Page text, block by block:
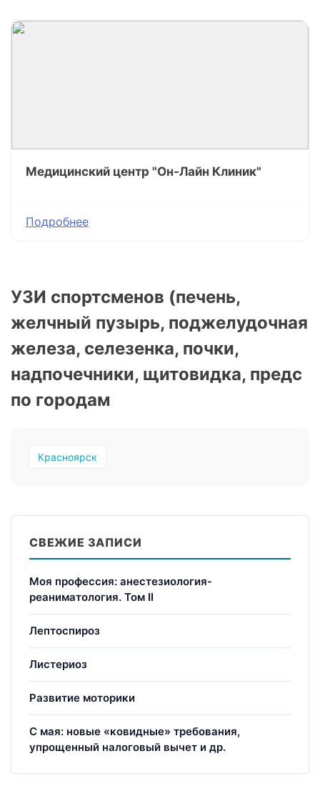
Медицинский центр "Он-Лайн Клиник"
Подробнее
УЗИ спортсменов (печень,
желчный пузырь, поджелудочная
железа, селезенка, почки,
надпочечники, щитовидка, предс
по городам
Красноярск
СВЕЖИЕ ЗАПИСИ
Моя профессия: анестезиология-
реаниматология. Том II
Лептоспироз
Листериоз
Развитие моторики
С мая: новые «ковидные» требования,
упрощенный налоговый вычет и др.